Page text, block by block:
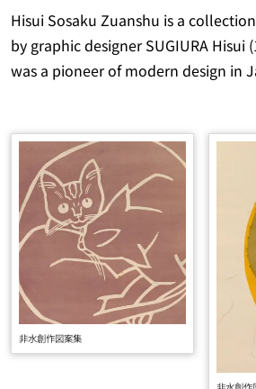
Hisui Sosaku Zuanshu is a
by graphic designer SUGIURA Hisui
was a pioneer of modern design in
非水創作図案集